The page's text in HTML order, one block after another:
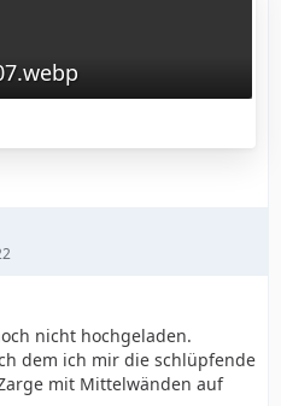
nicht hochgeladen.
dem ich mir die schlüpfende
mit Mittelwänden auf